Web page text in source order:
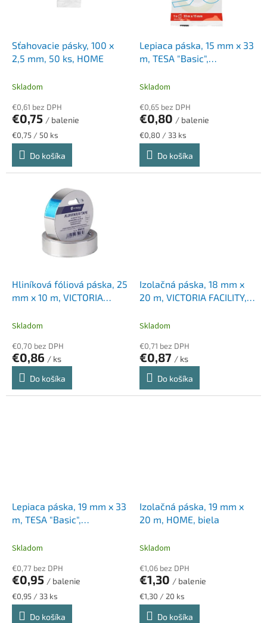
Sťahovacie pásky, 100 x
2,5 mm, 50 ks, HOME
Skladom
€0,61 bez DPH
€0,75 / balenie
Jednotková
cena:
€0,75 / 50 ks
Do košíka
Lepiaca páska, 15 mm x 33
m, TESA "Basic",
Skladom
€0,65 bez DPH
€0,80 / balenie
Jednotková
cena:
€0,80 / 33 ks
Do košíka
Hliníková fóliová páska, 25
mm x 10 m, VICTORIA
Skladom
€0,70 bez DPH
€0,86 / ks
Do košíka
Izolačná páska, 18 mm x
20 m, VICTORIA FACILITY,
Skladom
€0,71 bez DPH
€0,87 / ks
Do košíka
Lepiaca páska, 19 mm x 33
m, TESA "Basic",
Skladom
€0,77 bez DPH
€0,95 / balenie
Jednotková
cena:
€0,95 / 33 ks
Do košíka
Izolačná páska, 19 mm x
20 m, HOME, biela
Skladom
€1,06 bez DPH
€1,30 / balenie
Jednotková
cena:
€1,30 / 20 ks
Do košíka